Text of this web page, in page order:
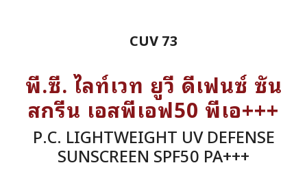
CUV 73
พี.ซี. ไลท์เวท ยูวี ดีเฟนซ์ ซัน
สกรีน เอสพีเอฟ50 พีเอ+++
P.C. LIGHTWEIGHT UV DEFENSE
SUNSCREEN SPF50 PA+++